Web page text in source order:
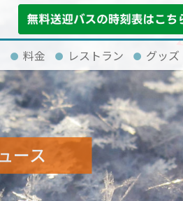
料金 レストラン グッズ
ース